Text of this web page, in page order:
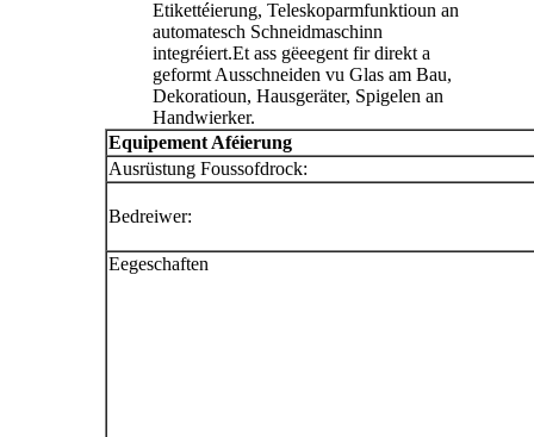
Etikettéierung, Teleskoparmfunktioun an
automatesch Schneidmaschinn
integréiert.Et ass gëeegent fir direkt a
geformt Ausschneiden vu Glas am Bau,
Dekoratioun, Hausgeräter, Spigelen an
Handwierker.
Equipement Aféierung
Ausrüstung Foussofdrock:
Bedreiwer:
Eegeschaften